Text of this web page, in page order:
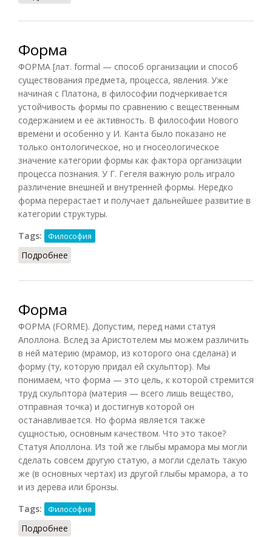
Форма
ФОРМА [лат. formal — способ организации и способ
существования предмета, процесса, явления. Уже
начиная с Платона, в философии подчеркивается
устойчивость формы по сравнению с вещественным
содержанием и ее активность. В философии Нового
времени и особенно у И. Канта было показано не
только онтологическое, но и гносеологическое
значение категории формы как фактора организации
процесса познания. У Г. Гегеля важную роль играло
различение внешней и внутренней формы. Нередко
форма перерастает и получает дальнейшее развитие в
категории структуры.
Tags:
Философия
Подробнее
Форма
ФОРМА (FORME). Допустим, перед нами статуя
Аполлона. Вслед за Аристотелем мы можем различить
в ней материю (мрамор, из которого она сделана) и
форму (ту, которую придал ей скульптор). Мы
понимаем, что форма — это цель, к которой стремится
труд скульптора (материя — всего лишь вещество,
отправная точка) и достигнув которой он
останавливается. Но форма является также
сущностью, основным качеством. Что это такое?
Статуя Аполлона. Из той же глыбы мрамора мы могли
сделать совсем другую статую, а могли сделать такую
же (в основных чертах) из другой глыбы мрамора, а то
и из дерева или бронзы.
Tags:
Философия
Подробнее